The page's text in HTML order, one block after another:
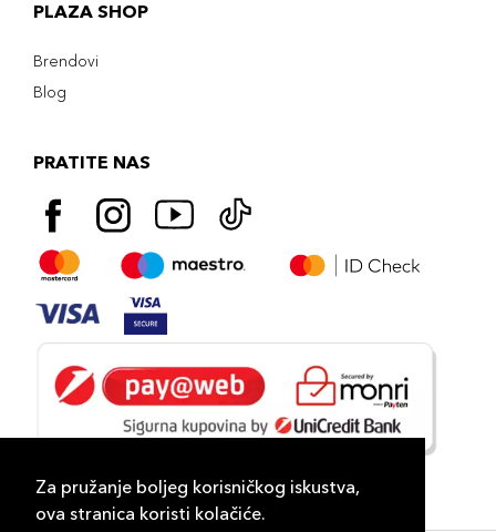
Za pružanje boljeg korisničkog iskustva,
ova stranica koristi kolačiće.
PLAZA SHOP
Brendovi
Blog
PRATITE NAS